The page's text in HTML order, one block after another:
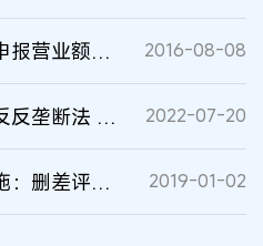
金融业经营者集中申报营业额计算办法 2016-08-08
俄罗斯认定苹果违反反垄断法 将按营业额进行重罚 2022-07-20
《电商法》正式实施：删差评、刷好评将面临罚款 2019-01-02